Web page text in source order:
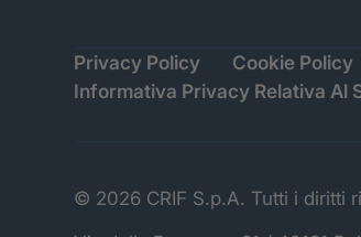
Privacy Policy Cookie Policy
Informativa Privacy Relativa Al
© 2026 CRIF S.p.A. Tutti i diritti